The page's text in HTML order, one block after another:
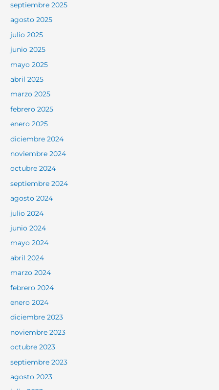
septiembre 2025
agosto 2025
julio 2025
junio 2025
mayo 2025
abril 2025
marzo 2025
febrero 2025
enero 2025
diciembre 2024
noviembre 2024
octubre 2024
septiembre 2024
agosto 2024
julio 2024
junio 2024
mayo 2024
abril 2024
marzo 2024
febrero 2024
enero 2024
diciembre 2023
noviembre 2023
octubre 2023
septiembre 2023
agosto 2023